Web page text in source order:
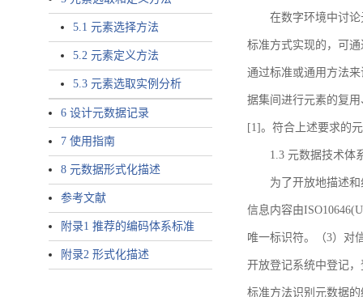
5.1 元素选择方法
5.2 元素定义方法
5.3 元素选取实例分析
6 设计元数据记录
7 使用指南
8 元数据形式化描述
参考文献
附录1 推荐的编码体系标准
附录2 形式化描述
在数字环境中讨
标准方式实现的，可
通过标准或通用方法
据集间进行元素的复
[1]。符合上述要求的
1.3 元数据技术体
为了开放地描述
信息内容由
唯一标识符。（3）对
开放登记系统中登记
标准方法识别元数据